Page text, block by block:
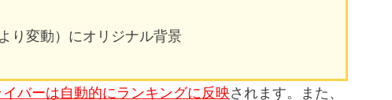
り変動）にオリジナル背景
バーは自動的にランキングに反映されます。また、